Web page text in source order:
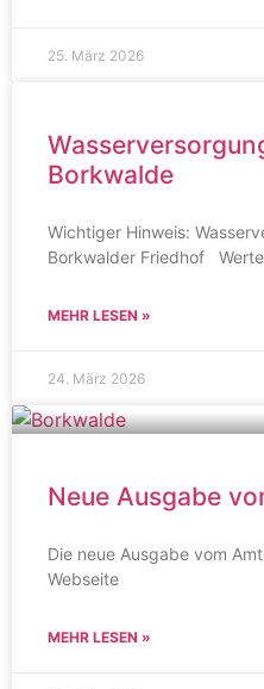
25. März 2026
Borkwalde
Wichtiger Hinweis:
Borkwalder Friedhof
MEHR LESEN »
24. März 2026
Neue Ausgabe
Die neue Ausgabe vom
Webseite
MEHR LESEN »